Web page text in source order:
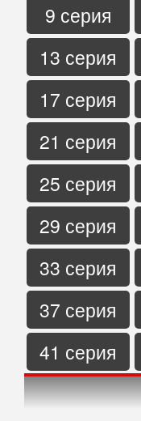
9 серия
13 серия
17 серия
21 серия
25 серия
29 серия
33 серия
37 серия
41 серия
45 серия